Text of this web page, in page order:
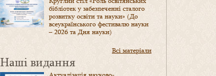
бібліотек у забезпеченні сталого
розвитку освіти та науки» (До
всеукраїнського фестивалю науки
– 2026 та Дня науки)
Всі матеріали
Наші видання